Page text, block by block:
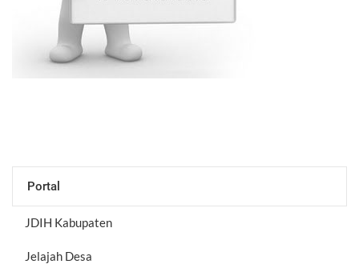
Portal
JDIH Kabupaten
Jelajah Desa